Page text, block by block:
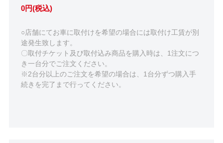
0円(税込)
○店舗にてお車に取付けを希望の場合には取付け工賃が別
途発生致します。
〇取付チケット及び取付込み商品を購入時は、1注文につ
き一台分でご注文ください。
※2台分以上のご注文を希望の場合は、1台分ずつ購入手
続きを完了まで行ってください。